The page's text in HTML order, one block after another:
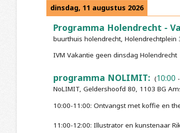
dinsdag, 11 augustus 2026
Programma Holendrecht -
buurthuis holendrecht,
IVM Vakantie geen dinsdag Holendrecht
programma NOLIMIT: (10:00-
NoLIMIT, Geldershoofd 80, 1103 BG
10:00-11:00: Ontvangst met koffie en
11:00-12:00: Illustrator en kunstenaar